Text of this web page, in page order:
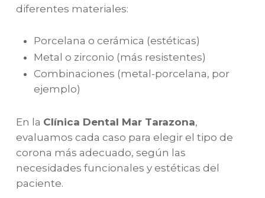
diferentes materiales:
Porcelana o cerámica (estéticas)
Metal o zirconio (más resistentes)
Combinaciones (metal-porcelana, por
ejemplo)
En la Clínica Dental Mar Tarazona,
evaluamos cada caso para elegir el tipo de
corona más adecuado, según las
necesidades funcionales y estéticas del
paciente.